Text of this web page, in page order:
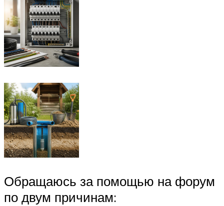
Обращаюсь за помощью на форум
по двум причинам: